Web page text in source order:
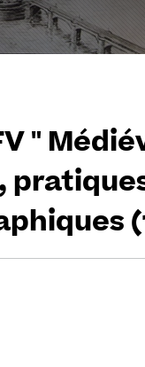
"